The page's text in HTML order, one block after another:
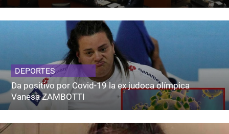
DEPORTES
Da positivo por Covid-19 la ex judoca olímpica
Vanesa ZAMBOTTI